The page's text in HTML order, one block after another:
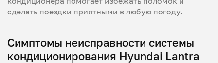
сделать поездки приятными в любую погоду.
Симптомы неисправности системы
кондиционирования Hyundai Lantra